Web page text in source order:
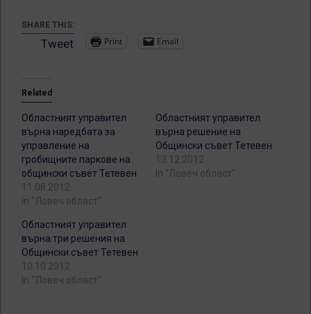
SHARE THIS:
Tweet Print Email
Related
Областният управител
върна наредбата за
управление на
гробищните паркове на
общински съвет Тетевен
11.08.2012
In "Ловеч област"
Областният управител
върна решение на
Общински съвет Тетевен
13.12.2012
In "Ловеч област"
Областният управител
върна три решения на
Общински съвет Тетевен
10.10.2012
In "Ловеч област"